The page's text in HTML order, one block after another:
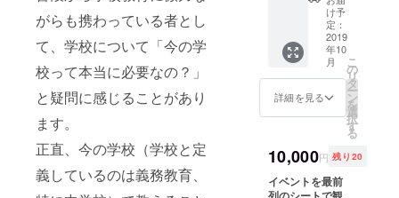
がらも携わっている者とし
て、学校について「今の学
校って本当に必要なの？」
と疑問に感じることがあり
ます。
正直、今の学校（学校と定
義しているのは義務教育、
度の内
容にす
るのか
を話し
合いま
間帯や
日時は
ちで話
ます。
す。ま
た、今
後の展
望や活
動報告
を一緒
にお話
しさせ
ていた
す。 交
通費や
宿泊費
などは
け予
定：
2019
年10
月
詳細を見る
こ
の
リ
タ
ー
ン
を
選
択
す
る
10,000円 残り20
イベントを最前